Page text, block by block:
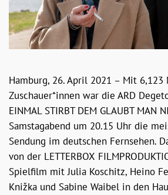
Hamburg, 26. April 2021 – Mit
Zuschauer*innen war die ARD
EINMAL STIRBT DEM GLAUBT MAN
Samstagabend um 20.15 Uhr die
Sendung im deutschen Fernsehen.
von der LETTERBOX
Spielfilm mit Julia Koschitz, Heino
Knižka und Sabine Waibel in den